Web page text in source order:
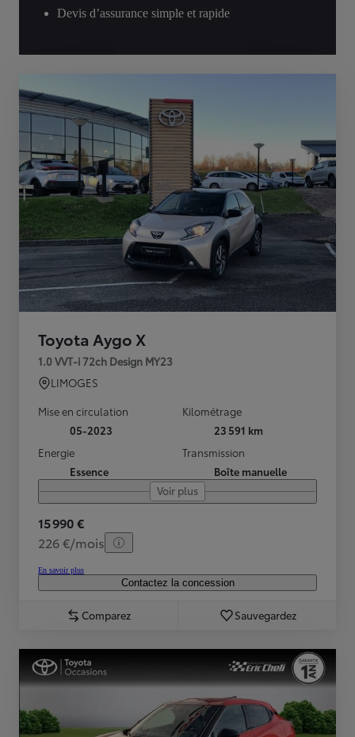
Devis d’assurance simple et rapide
Toyota Aygo X
1.0 VVT-i 72ch Design MY23
LIMOGES
Mise en circulation
05-2023
Kilométrage
23 591 km
Energie
Essence
Transmission
Boîte manuelle
Voir plus
15 990 €
226 €/mois
En savoir plus
Contactez la concession
Comparez Sauvegardez